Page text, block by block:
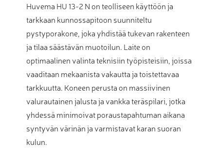
Huvema HU 13-2 N on teolliseen käyttöön ja
tarkkaan kunnossapitoon suunniteltu
pystyporakone, joka yhdistää tukevan rakenteen
ja tilaa säästävän muotoilun. Laite on
optimaalinen valinta teknisiin työpisteisiin, joissa
vaaditaan mekaanista vakautta ja toistettavaa
tarkkuutta. Koneen perusta on massiivinen
valurautainen jalusta ja vankka teräspilari, jotka
yhdessä minimoivat poraustapahtuman aikana
syntyvän värinän ja varmistavat karan suoran
kulun.